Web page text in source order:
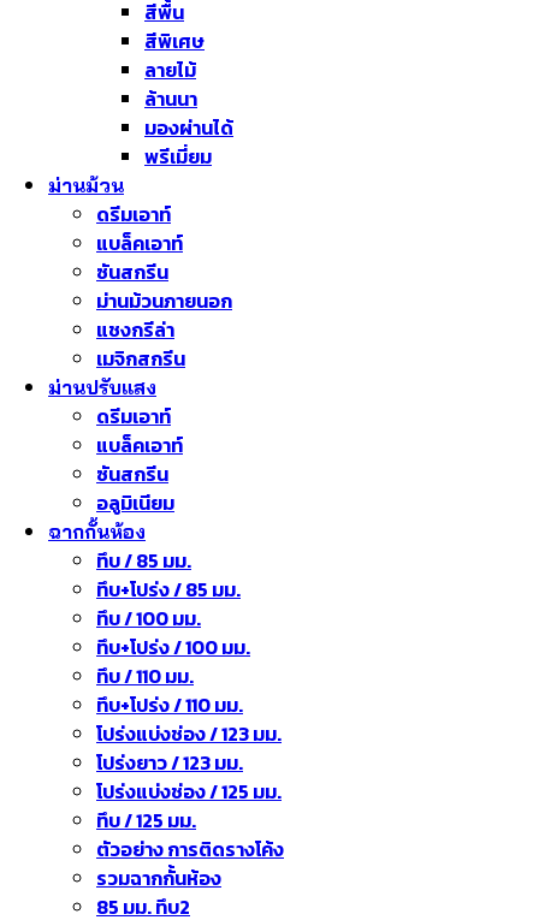
สีพื้น
สีพิเศษ
ลายไม้
ล้านนา
มองผ่านได้
พรีเมี่ยม
ม่านม้วน
ดรีมเอาท์
แบล็คเอาท์
ซันสกรีน
ม่านม้วนภายนอก
แชงกรีล่า
เมจิกสกรีน
ม่านปรับแสง
ดรีมเอาท์
แบล็คเอาท์
ซันสกรีน
อลูมิเนียม
ฉากกั้นห้อง
ทึบ / 85 มม.
ทึบ+โปร่ง / 85 มม.
ทึบ / 100 มม.
ทึบ+โปร่ง / 100 มม.
ทึบ / 110 มม.
ทึบ+โปร่ง / 110 มม.
โปร่งแบ่งช่อง / 123 มม.
โปร่งยาว / 123 มม.
โปร่งแบ่งช่อง / 125 มม.
ทึบ / 125 มม.
ตัวอย่าง การติดรางโค้ง
รวมฉากกั้นห้อง
85 มม. ทึบ2